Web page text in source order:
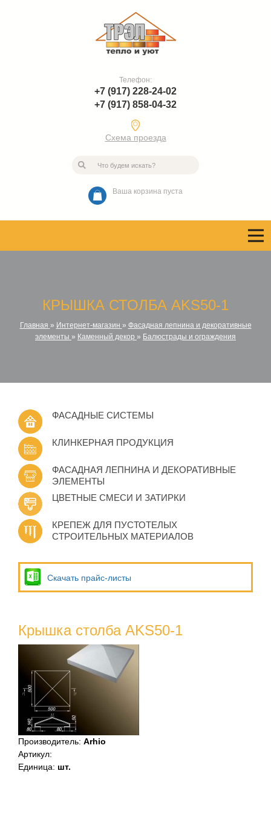
Телефон:
+7 (917) 228-24-02
+7 (917) 858-04-32
Схема проезда
Ваша корзина пуста
КРЫШКА СТОЛБА AKS50-1
Главная » Интернет-магазин » Фасадная лепнина и декоративные
элементы » Каменный декор » Балюстрады и ограждения
ФАСАДНЫЕ СИСТЕМЫ
КЛИНКЕРНАЯ ПРОДУКЦИЯ
ФАСАДНАЯ ЛЕПНИНА И ДЕКОРАТИВНЫЕ
ЭЛЕМЕНТЫ
ЦВЕТНЫЕ СМЕСИ И ЗАТИРКИ
КРЕПЕЖ ДЛЯ ПУСТОТЕЛЫХ
СТРОИТЕЛЬНЫХ МАТЕРИАЛОВ
Скачать прайс-листы
Крышка столба AKS50-1
Производитель: Arhio
Артикул:
Единица: шт.